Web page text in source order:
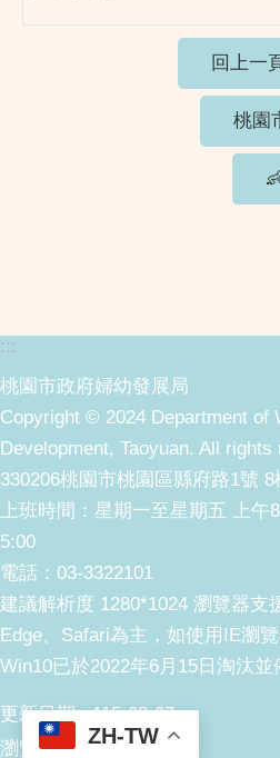
ZH-TW
回上一
桃園
:::
桃園市政府婦幼發展局
Copyright © 2024 Department of
Development, Taoyuan. All rights
330206桃園市桃園區縣府路1號 8
上班時間：星期一至星期五 上午
5:00
電話：03-3322101
建議解析度 1280*1024 瀏覽器支
Edge、Safari為主，如使用IE瀏
Win10已於2022年6月15日淘汰並
更新日期
115-08-07
瀏覽人次
5264